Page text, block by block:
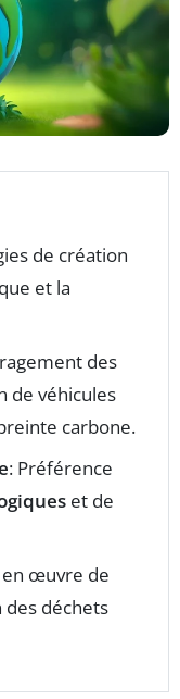
de création
et la
des
de véhicules
carbone.
: Préférence
et de
en œuvre de
déchets